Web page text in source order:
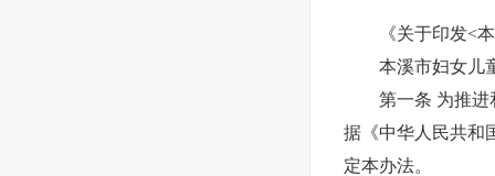
《关于印发<本
本溪市妇女儿童
第一条 为推进和
据《中华人民共和
定本办法。